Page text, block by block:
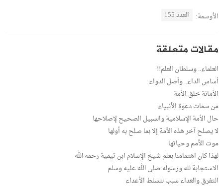
الأوسمة: العدد 155
مقالات متعلقة
العلماء.. وسلطان العلم!!
أساس الداء.. وأصل الدواء
الأمانة خلق الأمة
من سمات دعوة الأنبياء
حال الأمة الإسلامية والسبيل الصحيح لإصلاحها
لا يصلح آخر هذه الأمة إلا بما صلح به أولها
موت الأمم وحياتها
لهذا كان اهتمامنا بعلم شيخ الإسلام ابن تيمية رحمه الله
الاستجابة لله ورسوله صلى الله عليه وسلم
التفرق والعداء سبب لتسلط الأعداء